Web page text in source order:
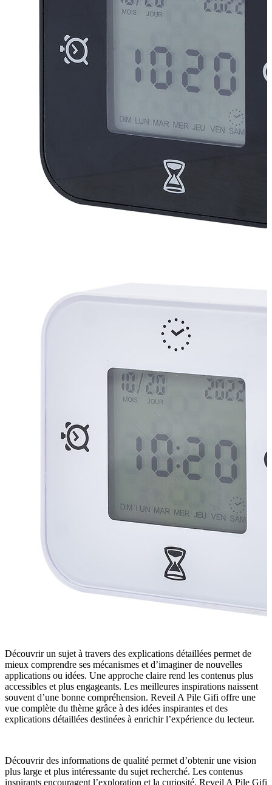
Découvrir un sujet à travers des explications détaillées permet de
mieux comprendre ses mécanismes et d’imaginer de nouvelles
applications ou idées. Une approche claire rend les contenus plus
accessibles et plus engageants. Les meilleures inspirations naissent
souvent d’une bonne compréhension. Reveil A Pile Gifi offre une
vue complète du thème grâce à des idées inspirantes et des
explications détaillées destinées à enrichir l’expérience du lecteur.
Découvrir des informations de qualité permet d’obtenir une vision
plus large et plus intéressante du sujet recherché. Les contenus
inspirants encouragent l’exploration et la curiosité. Reveil A Pile Gifi